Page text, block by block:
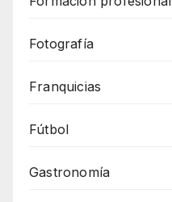
Fotografía
Franquicias
Fútbol
Gastronomía